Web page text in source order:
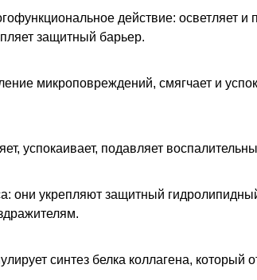
действие: осветляет
защитный барьер.
микроповреждений, смягчает и
успокаивает, подавляет
они укрепляют защитный
синтез белка коллагена, который